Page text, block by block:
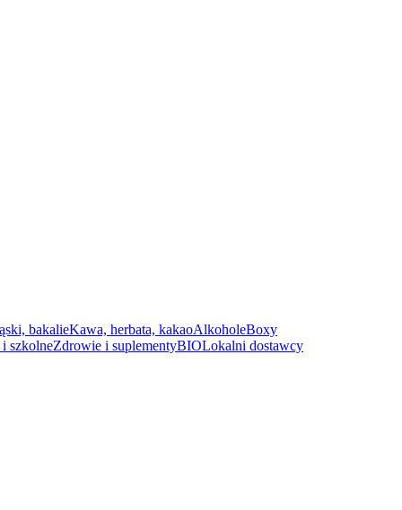
bakalieKawa, herbata, kakaoAlkoholeBoxy
szkolneZdrowie i suplementyBIOLokalni dostawcy